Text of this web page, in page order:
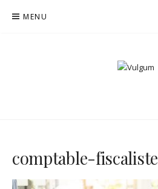
MENU
comptable-fiscaliste